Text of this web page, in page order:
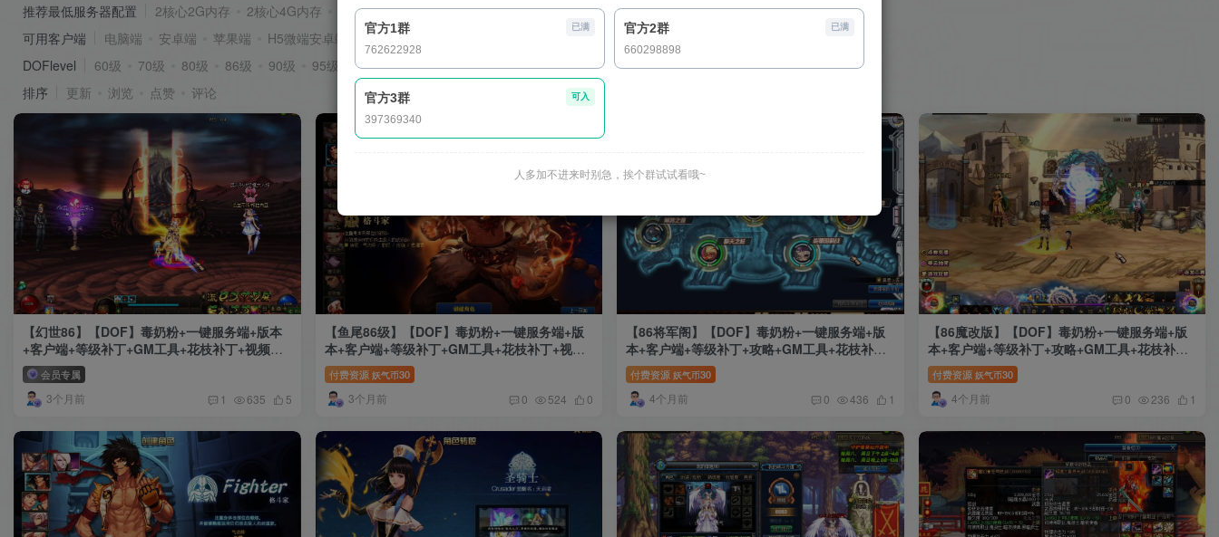
推荐最低服务器配置
2核心2G内存 2核心4G内存 4核心8G内存 8核心16G内存
16核心32G内存物理机及更高
可用客户端
电脑端 安卓端 苹果端
H5微端安卓端
DOFlevel
60级 70级 80级 86级 90级 95级 100级 105级 110级
120级
排序
更新 浏览 点赞 评论
【幻世86】【DOF】毒奶粉+一键服务端+版本
+客户端+等级补丁+GM工具+花枝补丁+视频参
考搭建教程
会员专属
3个月前 1 635 5
【鱼尾86级】【DOF】毒奶粉+一键服务端+版
本+客户端+等级补丁+GM工具+花枝补丁+视频
参考搭建教程
付费资源 妖气币30
3个月前 0 524 0
【86将军阁】【DOF】毒奶粉+一键服务端+版
本+客户端+等级补丁+攻略+GM工具+花枝补丁
+视频参考搭建教程
付费资源 妖气币30
4个月前 0 436 1
【86魔改版】【DOF】毒奶粉+一键服务端+版
本+客户端+等级补丁+攻略+GM工具+花枝补丁
+视频参考搭建教程
付费资源 妖气币30
4个月前 0 236 1
官方1群
762622928
已满 官方2群
660298898
已满
官方3群
397369340
可入
人多加不进来时别急，挨个群试试看哦~